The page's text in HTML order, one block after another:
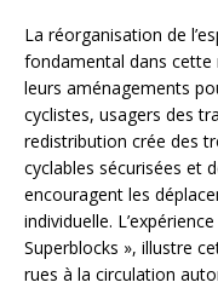
La réorganisation de
fondamental dans
leurs aménagements
cyclistes, usagers des
redistribution crée des
cyclables sécurisées et
encouragent les
individuelle.
Superblocks », illustre
rues à la circulation